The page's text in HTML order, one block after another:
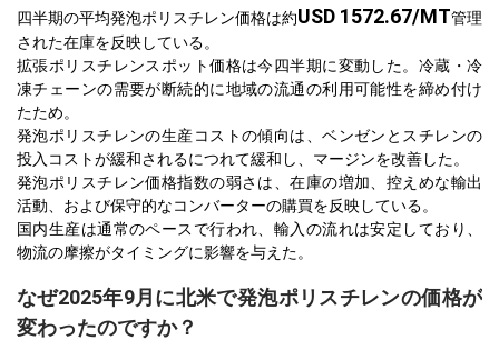
四半期の平均発泡ポリスチレン価格は約USD 1572.67/MT管理
された在庫を反映している。
拡張ポリスチレンスポット価格は今四半期に変動した。冷蔵・冷
凍チェーンの需要が断続的に地域の流通の利用可能性を締め付け
たため。
発泡ポリスチレンの生産コストの傾向は、ベンゼンとスチレンの
投入コストが緩和されるにつれて緩和し、マージンを改善した。
発泡ポリスチレン価格指数の弱さは、在庫の増加、控えめな輸出
活動、および保守的なコンバーターの購買を反映している。
国内生産は通常のペースで行われ、輸入の流れは安定しており、
物流の摩擦がタイミングに影響を与えた。
なぜ2025年9月に北米で発泡ポリスチレンの価格が
変わったのですか？